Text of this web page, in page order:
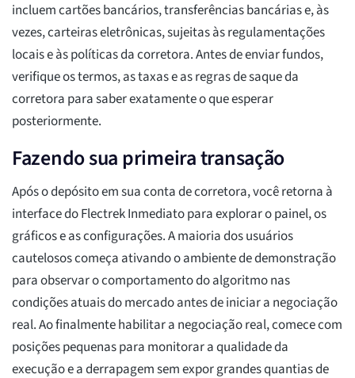
incluem cartões bancários, transferências bancárias e, às
vezes, carteiras eletrônicas, sujeitas às regulamentações
locais e às políticas da corretora. Antes de enviar fundos,
verifique os termos, as taxas e as regras de saque da
corretora para saber exatamente o que esperar
posteriormente.
Fazendo sua primeira transação
Após o depósito em sua conta de corretora, você retorna à
interface do Flectrek Inmediato para explorar o painel, os
gráficos e as configurações. A maioria dos usuários
cautelosos começa ativando o ambiente de demonstração
para observar o comportamento do algoritmo nas
condições atuais do mercado antes de iniciar a negociação
real. Ao finalmente habilitar a negociação real, comece com
posições pequenas para monitorar a qualidade da
execução e a derrapagem sem expor grandes quantias de